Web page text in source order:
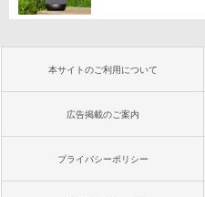
本サイトのご利用について
広告掲載のご案内
プライバシーポリシー